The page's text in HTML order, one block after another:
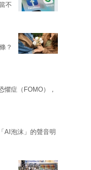
不
？
懼症（FOMO），
AI泡沫」的聲音明